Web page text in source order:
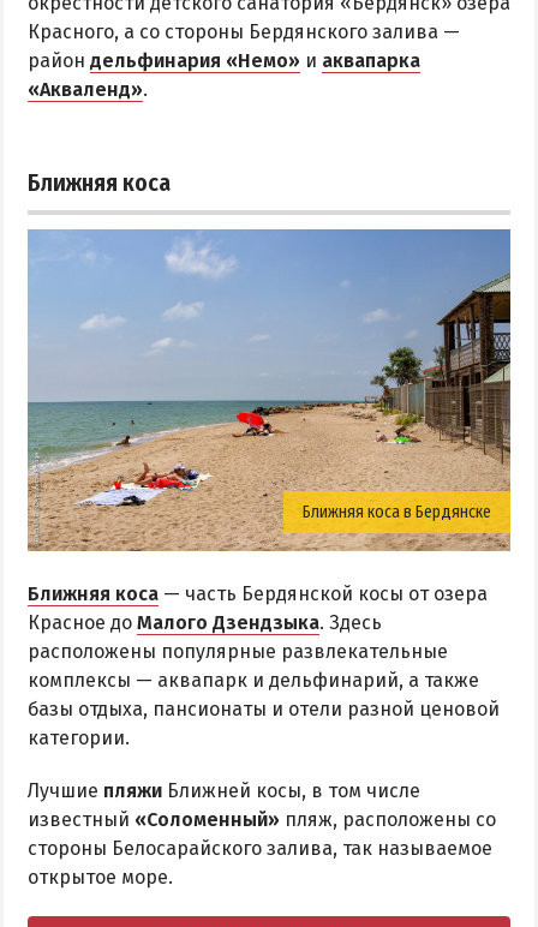
Красного, а со стороны Бердянского залива —
район дельфинария «Немо» и аквапарка
«Акваленд».
Ближняя коса
Ближняя коса в Бердянске
Ближняя коса — часть Бердянской косы от озера
Красное до Малого Дзендзыка. Здесь
расположены популярные развлекательные
комплексы — аквапарк и дельфинарий, а также
базы отдыха, пансионаты и отели разной ценовой
категории.
Лучшие пляжи Ближней косы, в том числе
известный «Соломенный» пляж, расположены со
стороны Белосарайского залива, так называемое
открытое море.